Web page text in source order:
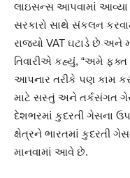
લાઇસન્સ આપવામાં
સરકારો સાથે સંકલન
રાજ્યો VAT ઘટાડે છે અને
તિવારીએ કહ્યું, “અમે ફક્ત
આપનાર તરીકે પણ કામ
માટે સસ્તું અને તર્કસંગત ગેસ
દેશભરમાં કુદરતી ગેસના
ક્ષેત્રને ભારતમાં કુદરતી
માનવામાં આવે છે.